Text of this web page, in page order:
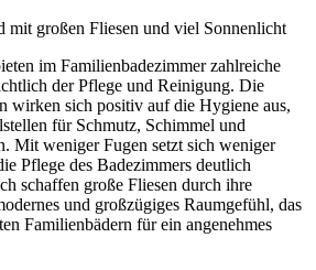
im Familienbadezimmer zahlreiche
der Pflege und Reinigung. Die
wirken sich positiv auf die Hygiene aus,
für Schmutz, Schimmel und
Mit weniger Fugen setzt sich weniger
Pflege des Badezimmers deutlich
schaffen große Fliesen durch ihre
und großzügiges Raumgefühl, das
Familienbädern für ein angenehmes